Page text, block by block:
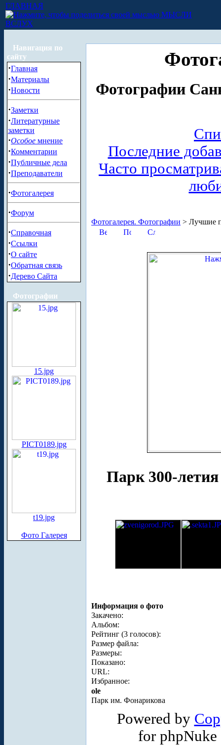
ГЛАВНАЯ
МЫСЛИ
ВСЛУХ
Навигация по
сайту
·Главная
·Материалы
·Новости
·Заметки
·Литературные
заметки
·Особое мнение
·Комментарии
·Публичные дела
·Преподаватели
·Фотогалерея
·Форум
·Справочная
·Ссылки
·О сайте
·Обратная связь
·Дерево Сайта
Фотографии
15.jpg
PICT0189.jpg
t19.jpg
Фото Галерея
Фотографии
Последние
Часто
Фотогалерея. Фотографии > Лучшие
Парк 300-
Информация о фото
Закачено:
Альбом:
Рейтинг (3 голосов):
Размер файла:
Размеры:
Показано:
URL:
Избранное:
ole
Парк им. Фонарикова
Powered by
for